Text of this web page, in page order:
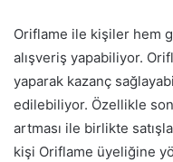
Oriflame ile kişiler hem
alışveriş yapabiliyor.
yaparak kazanç
edilebiliyor. Özellikle
artması ile birlikte
kişi Oriflame üyeliğine